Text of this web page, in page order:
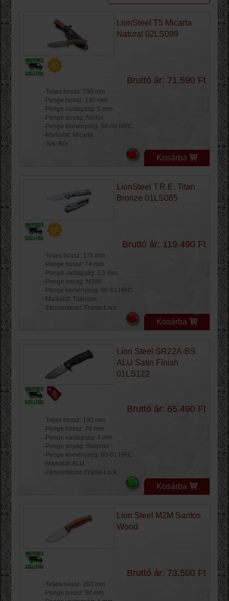
LionSteel T5 Micarta
Natural 02LS099
Bruttó ár: 71.590 Ft
-Teljes hossz: 250 mm
-Penge hossz: 130 mm
-Penge vastagság: 5 mm
-Penge anyag: Niolox
-Penge keménység: 58-60 HRC
-Markolat: Micarta
-Tok: Bőr
Kosárba
LionSteel T.R.E. Titan
Bronze 01LS085
Bruttó ár: 119.490 Ft
-Teljes hossz: 175 mm
-Penge hossz: 74 mm
-Penge vastagság: 3.5 mm
-Penge anyag: M390
-Penge keménység: 60-61 HRC
-Markolat: Titánium
-Zárszerkezet: Frame Lock
Kosárba
Lion Steel SR22A-BS
ALU Satin Finish
01LS122
Bruttó ár: 65.490 Ft
-Teljes hossz: 180 mm
-Penge hossz: 79 mm
-Penge vastagság: 4 mm
-Penge anyag: Sleipner
-Penge keménység: 60-61 HRC
-Markolat: ALU
-Zárszerkezet: Frame Lock
Kosárba
Lion Steel M2M Santos
Wood
Bruttó ár: 73.500 Ft
-Teljes hossz: 203 mm
-Penge hossz: 90 mm